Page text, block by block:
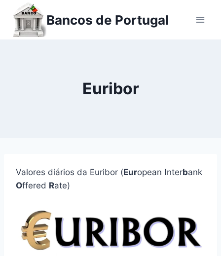
para
Bancos de Portugal
Euribor
Valores diários da Euribor (European Interbank
Offered Rate)